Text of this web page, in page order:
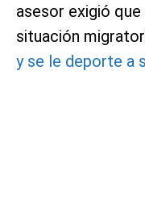
asesor exigió
situación
y se le deporte a